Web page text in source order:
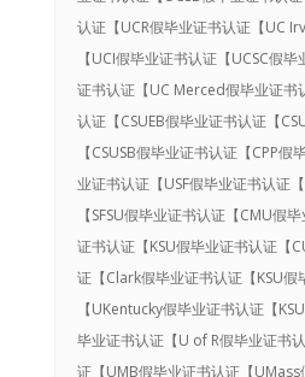
认证【UCR假毕业证书认证【UC
【UCI假毕业证书认证【UCSC假
证书认证【UC Merced假毕业证书
认证【CSUEB假毕业证书认证【
【CSUSB假毕业证书认证【CPP假
业证书认证【USF假毕业证书认证
【SFSU假毕业证书认证【CMU假
证书认证【KSU假毕业证书认证【
证【Clark假毕业证书认证【KSU假
【UKentucky假毕业证书认证【
毕业证书认证【U of R假毕业证书
证【UMB假毕业证书认证【